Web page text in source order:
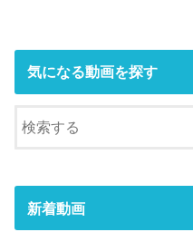
気になる動画を探す
新着動画